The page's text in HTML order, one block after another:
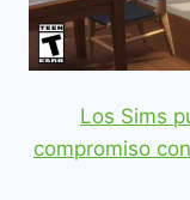
Los Sims
compromiso